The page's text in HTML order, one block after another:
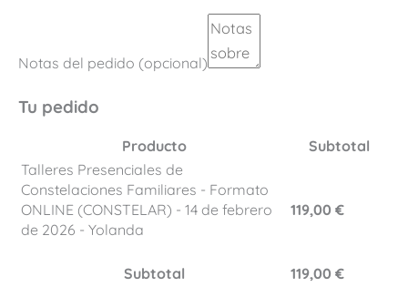
Notas del pedido (opcional)
Tu pedido
Producto
Subtotal
Talleres Presenciales de
Constelaciones Familiares - Formato
ONLINE (CONSTELAR) - 14 de febrero
de 2026 - Yolanda
119,00 €
Subtotal 119,00 €